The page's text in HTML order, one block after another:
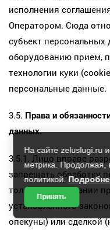
исполнения
Оператором. Сюда
субъект
оборудованию прием,
технологии куки
персональные данные.
3.5. Права и
данных.
3.5.1. Лицо вправе
запрещать обработку
только на основании
установленного
опекуны) или сделкой
На сайте zeluslugi.ru
метрика. Продолжая,
политикой.
Принять